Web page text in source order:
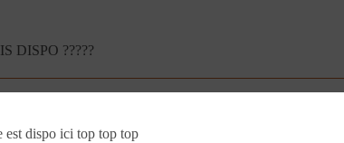
DISPO ?????
est dispo ici top top top